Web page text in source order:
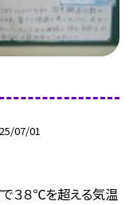
07/01
３８℃を超える気温